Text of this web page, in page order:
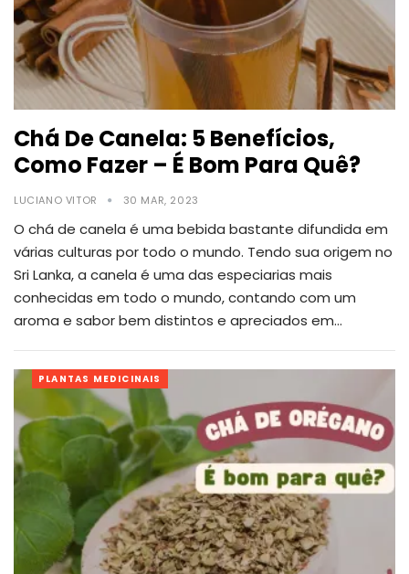
Chá De Canela: 5 Benefícios,
Como Fazer – É Bom Para Quê?
LUCIANO VITOR 30 MAR, 2023
O chá de canela é uma bebida bastante difundida em
várias culturas por todo o mundo. Tendo sua origem no
Sri Lanka, a canela é uma das especiarias mais
conhecidas em todo o mundo, contando com um
aroma e sabor bem distintos e apreciados em…
PLANTAS MEDICINAIS